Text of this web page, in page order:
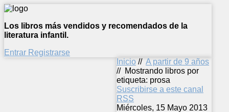
Los libros más vendidos y recomendados de la
literatura infantil.
Entrar Registrarse
Inicio // A partir de 9 años
// Mostrando libros por
etiqueta: prosa
Suscribirse a este canal
RSS
Miércoles, 15 Mayo 2013